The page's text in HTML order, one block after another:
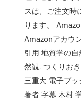
スは、ご注文時
ります。
Amazonアカウ
引用 地質学の
然観, つくりお
三重大 電子ブ
著者 字幕 木村